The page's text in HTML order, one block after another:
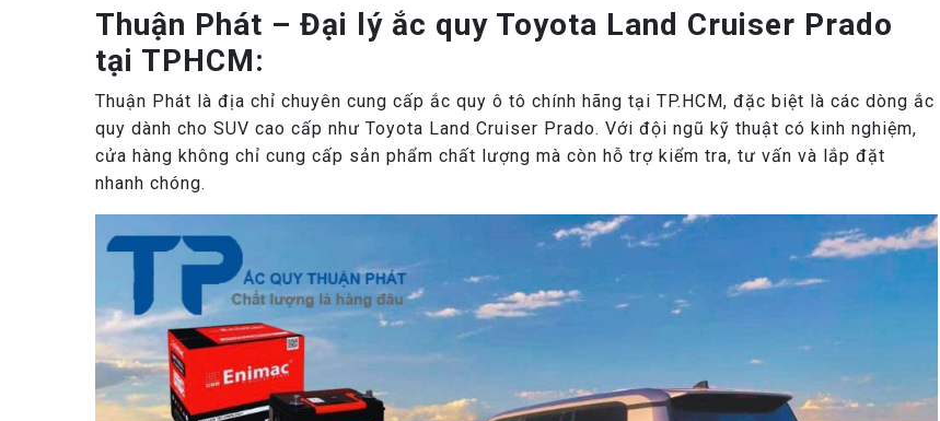
Thuận Phát – Đại lý ắc quy Toyota Land Cruiser Prado
tại TPHCM:
Thuận Phát là địa chỉ chuyên cung cấp ắc quy ô tô chính hãng tại TP.HCM, đặc biệt là các dòng ắc
quy dành cho SUV cao cấp như Toyota Land Cruiser Prado. Với đội ngũ kỹ thuật có kinh nghiệm,
cửa hàng không chỉ cung cấp sản phẩm chất lượng mà còn hỗ trợ kiểm tra, tư vấn và lắp đặt
nhanh chóng.